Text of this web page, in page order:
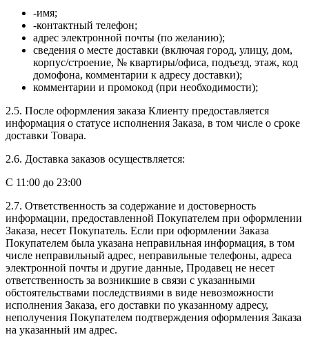
-имя;
-контактный телефон;
адрес электронной почты (по желанию);
сведения о месте доставки (включая город, улицу, дом,
корпус/строение, № квартиры/офиса, подъезд, этаж, код
домофона, комментарии к адресу доставки);
комментарии и промокод (при необходимости);
2.5. После оформления заказа Клиенту предоставляется
информация о статусе исполнения Заказа, в том числе о сроке
доставки Товара.
2.6. Доставка заказов осуществляется:
С 11:00 до 23:00
2.7. Ответственность за содержание и достоверность
информации, предоставленной Покупателем при оформлении
Заказа, несет Покупатель. Если при оформлении Заказа
Покупателем была указана неправильная информация, в том
числе неправильный адрес, неправильные телефоны, адреса
электронной почты и другие данные, Продавец не несет
ответственность за возникшие в связи с указанными
обстоятельствами последствиями в виде невозможности
исполнения Заказа, его доставки по указанному адресу,
неполучения Покупателем подтверждения оформления Заказа
на указанный им адрес.